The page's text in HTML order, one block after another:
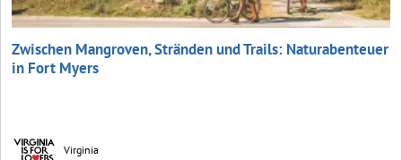
Zwischen Mangroven, Stränden und Trails: Naturabenteuer
in Fort Myers
Virginia